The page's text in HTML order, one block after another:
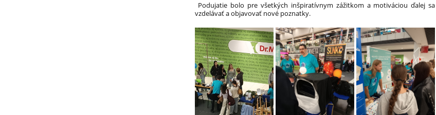
Podujatie bolo pre všetkých inšpiratívnym zážitkom a motiváciou ďalej sa
vzdelávať a objavovať nové poznatky.